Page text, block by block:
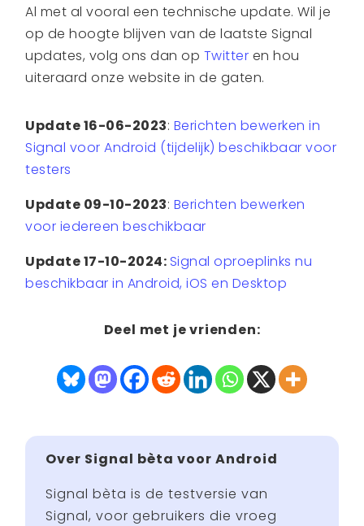
Al met al vooral een technische update. Wil je
op de hoogte blijven van de laatste Signal
updates, volg ons dan op Twitter en hou
uiteraard onze website in de gaten.
Update 16-06-2023: Berichten bewerken in
Signal voor Android (tijdelijk) beschikbaar voor
testers
Update 09-10-2023: Berichten bewerken
voor iedereen beschikbaar
Update 17-10-2024: Signal oproeplinks nu
beschikbaar in Android, iOS en Desktop
Deel met je vrienden:
Over Signal bèta voor Android
Signal bèta is de testversie van
Signal, voor gebruikers die vroeg